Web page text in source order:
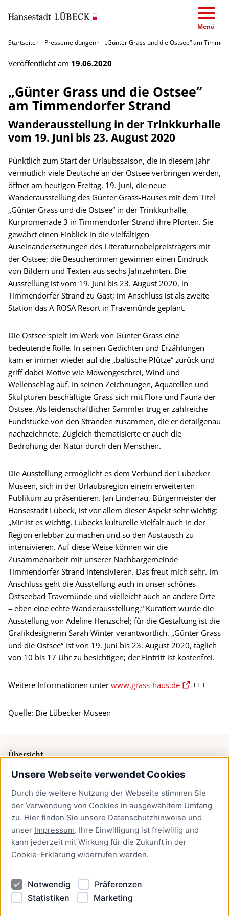
Unsere Webseite verwendet Cookies
Durch die weitere Nutzung der Webseite stimmen Sie
der Verwendung von Cookies in ausgewähltem Umfang
zu. Hier finden Sie unsere Datenschutzhinweise und
unser Impressum. Ihre Einwilligung ist freiwillig und
kann jederzeit mit Wirkung für die Zukunft in der
Cookie-Erklärung widerrufen werden.
Notwendig
Präferenzen
Statistiken
Marketing
Menü
Startseite
Pressemeldungen „Günter Grass und die Ostsee“ am
Veröffentlicht am 19.06.2020
„Günter Grass und die Ostsee“
am Timmendorfer Strand
Wanderausstellung in der Trinkkurhalle
vom 19. Juni bis 23. August 2020
Pünktlich zum Start der Urlaubssaison, die in diesem Jahr
vermutlich viele Deutsche an der Ostsee verbringen werden,
öffnet am heutigen Freitag, 19. Juni, die neue
Wanderausstellung des Günter Grass-Hauses mit dem Titel
„Günter Grass und die Ostsee“ in der Trinkkurhalle,
Kurpromenade 3 in Timmendorfer Strand ihre Pforten. Sie
gewährt einen Einblick in die vielfältigen
Auseinandersetzungen des Literaturnobelpreisträgers mit
der Ostsee; die Besucher:innen gewinnen einen Eindruck
von Bildern und Texten aus sechs Jahrzehnten. Die
Ausstellung ist vom 19. Juni bis 23. August 2020, in
Timmendorfer Strand zu Gast; im Anschluss ist als zweite
Station das A-ROSA Resort in Travemünde geplant.
Die Ostsee spielt im Werk von Günter Grass eine
bedeutende Rolle. In seinen Gedichten und Erzählungen
kam er immer wieder auf die „baltische Pfütze“ zurück und
griff dabei Motive wie Möwengeschrei, Wind und
Wellenschlag auf. In seinen Zeichnungen, Aquarellen und
Skulpturen beschäftigte Grass sich mit Flora und Fauna der
Ostsee. Als leidenschaftlicher Sammler trug er zahlreiche
Fundstücke von den Stränden zusammen, die er detailgenau
nachzeichnete. Zugleich thematisierte er auch die
Bedrohung der Natur durch den Menschen.
Die Ausstellung ermöglicht es dem Verbund der Lübecker
Museen, sich in der Urlaubsregion einem erweiterten
Publikum zu präsentieren. Jan Lindenau, Bürgermeister der
Hansestadt Lübeck, ist vor allem dieser Aspekt sehr wichtig:
„Mir ist es wichtig, Lübecks kulturelle Vielfalt auch in der
Region erlebbar zu machen und so den Austausch zu
intensivieren. Auf diese Weise können wir die
Zusammenarbeit mit unserer Nachbargemeinde
Timmendorfer Strand intensivieren. Das freut mich sehr. Im
Anschluss geht die Ausstellung auch in unser schönes
Ostseebad Travemünde und vielleicht auch an andere Orte
– eben eine echte Wanderausstellung.“ Kuratiert wurde die
Ausstellung von Adeline Henzschel; für die Gestaltung ist die
Grafikdesignerin Sarah Winter verantwortlich. „Günter Grass
und die Ostsee“ ist von 19. Juni bis 23. August 2020, täglich
von 10 bis 17 Uhr zu besichtigen; der Eintritt ist kostenfrei.
Weitere Informationen unter www.grass-haus.de +++
Quelle: Die Lübecker Museen
Übersicht
Bürgerservice
Presse
Newsletter Lübeck:kompakt
Kontakt
Kontakt
Datenschutzhinweise
Barrierefreiheit